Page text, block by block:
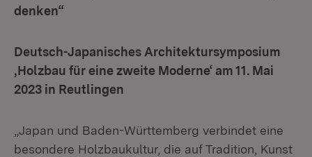
denken“
Deutsch-Japanisches Architektursymposium
‚Holzbau für eine zweite Moderne‘ am 11. Mai
2023 in Reutlingen
„Japan und Baden-Württemberg verbindet eine
besondere Holzbaukultur, die auf Tradition, Kunst